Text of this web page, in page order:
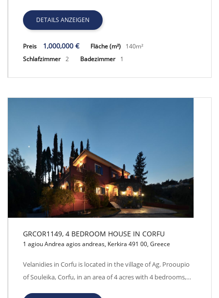
DETAILS ANZEIGEN
Preis 1,000,000 € Fläche (m²)
140m²
Schlafzimmer 2 Badezimmer 1
GRCOR1149, 4 BEDROOM HOUSE IN CORFU
GRCOR1149, 4 BEDROOM HOUSE IN CORFU
1 agiou Andrea agios andreas, Kerkira 491 00, Greece
Velanidies in Corfu is located in the village of Ag. Prooupio
of Souleika, Corfu, in an area of 4 acres with 4 bedrooms,…